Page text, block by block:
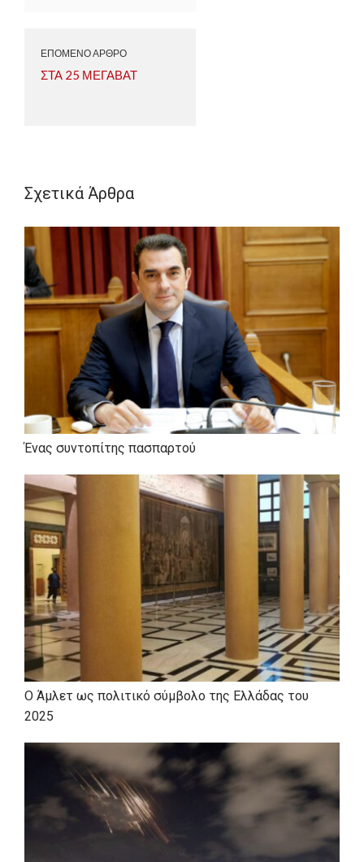
ΕΠΟΜΕΝΟ ΑΡΘΡΟ
ΣΤΑ 25 ΜΕΓΑΒΑΤ
Σχετικά Άρθρα
Ένας συντοπίτης πασπαρτού
Ο Άμλετ ως πολιτικό σύμβολο της Ελλάδας του
2025